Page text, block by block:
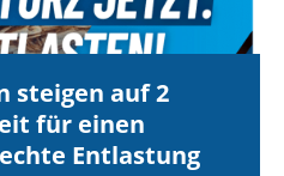
steigen auf 2
für einen
Entlastung